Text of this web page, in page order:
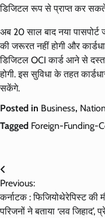
डिजिटल रूप से प्राप्त कर
अब 20 साल बाद नया पासपोर्ट
की जरूरत नहीं होगी और
डिजिटल OCI कार्ड आने से
होगी. इस सुविधा के तहत
सकेंगे.
Posted in Business,
Tagged Foreign-Funding-
Post
navigation
Previous:
कर्नाटक : फिजियोथेरेपिस्ट की
परिजनों ने बताया ‘लव जिहाद’,